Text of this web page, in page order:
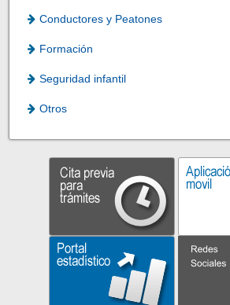
Conductores y Peatones
Formación
Seguridad infantil
Otros